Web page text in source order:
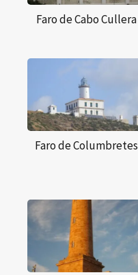
Faro de Cabo Cullera
Faro de Columbretes